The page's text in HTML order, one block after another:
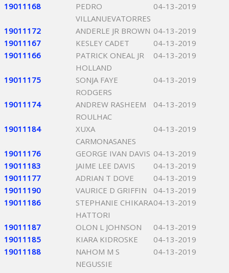
19011168
PEDRO
VILLANUEVATORRES
04-13-2019
19011172 ANDERLE JR BROWN 04-13-2019
19011167
KESLEY CADET
04-13-2019
19011166
PATRICK ONEAL JR
HOLLAND
04-13-2019
19011175
SONJA FAYE
RODGERS
04-13-2019
19011174
ANDREW RASHEEM
ROULHAC
04-13-2019
19011184
XUXA
CARMONASANES
04-13-2019
19011176 GEORGE IVAN DAVIS 04-13-2019
19011183
JAIME LEE DAVIS
04-13-2019
19011177
ADRIAN T DOVE
04-13-2019
19011190
VAURICE D GRIFFIN
04-13-2019
19011186
STEPHANIE CHIKARA
HATTORI
04-13-2019
19011187 OLON L JOHNSON
04-13-2019
19011185
KIARA KIDROSKE
04-13-2019
19011188
NAHOM M S
NEGUSSIE
04-13-2019